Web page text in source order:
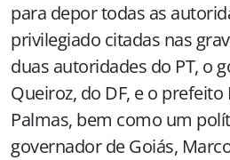
para depor todas as
privilegiado citadas nas
duas autoridades do PT, o
Queiroz, do DF, e o prefeito
Palmas, bem como um
governador de Goiás,